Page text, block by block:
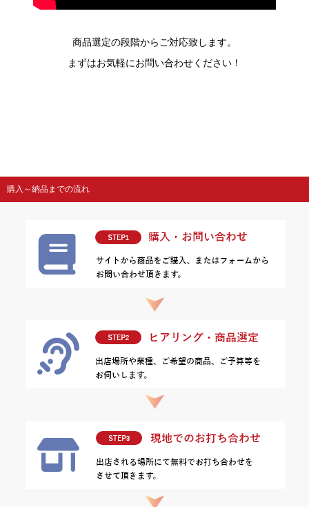
商品選定の段階からご対応致します。
まずはお気軽にお問い合わせください！
購入～納品までの流れ